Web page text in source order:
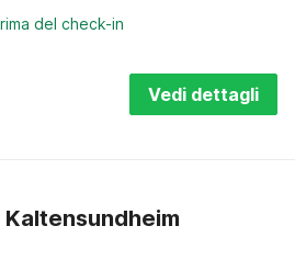
del check-in
Vedi dettagli